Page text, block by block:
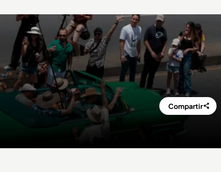
Compartir